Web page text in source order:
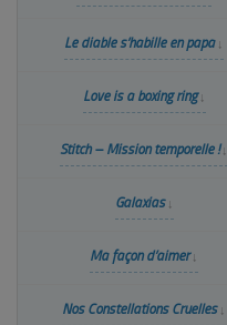
Le diable s’habille en papa
Love is a boxing ring
Stitch – Mission temporelle !
Galaxias
Ma façon d’aimer
Nos Constellations Cruelles